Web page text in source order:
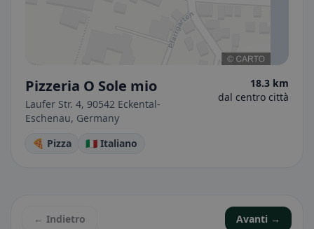
Pizzeria O Sole mio
Laufer Str. 4, 90542 Eckental-
Eschenau, Germany
18.3 km
dal centro città
🍕 Pizza 🇮🇹 Italiano
← Indietro Avanti →